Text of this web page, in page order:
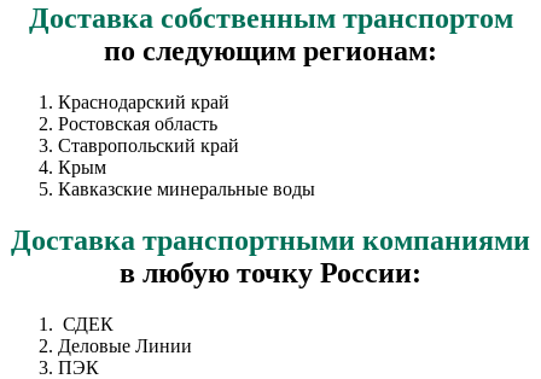
Доставка собственным транспортом
по следующим регионам:
Краснодарский край
Ростовская область
Ставропольский край
Крым
Кавказские минеральные воды
Доставка транспортными компаниями
в любую точку России:
СДЕК
Деловые Линии
ПЭК